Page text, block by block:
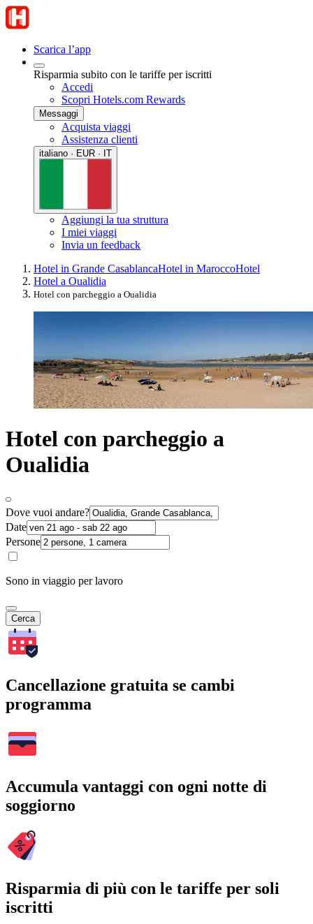
Scarica l’app
Risparmia subito con le tariffe per iscritti
Accedi
Scopri Hotels.com Rewards
Messaggi
Acquista viaggi
Assistenza clienti
italiano · EUR · IT
Aggiungi la tua struttura
I miei viaggi
Invia un feedback
Hotel in Grande CasablancaHotel in MaroccoHotel
Hotel a Oualidia
Hotel con parcheggio a Oualidia
Hotel con parcheggio a
Oualidia
Dove vuoi andare?
Date
Persone
Sono in viaggio per lavoro
Cerca
Cancellazione gratuita se cambi
programma
Accumula vantaggi con ogni notte di
soggiorno
Risparmia di più con le tariffe per soli
iscritti